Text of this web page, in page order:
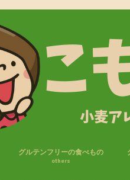
グルテンフリーの食べもの
others